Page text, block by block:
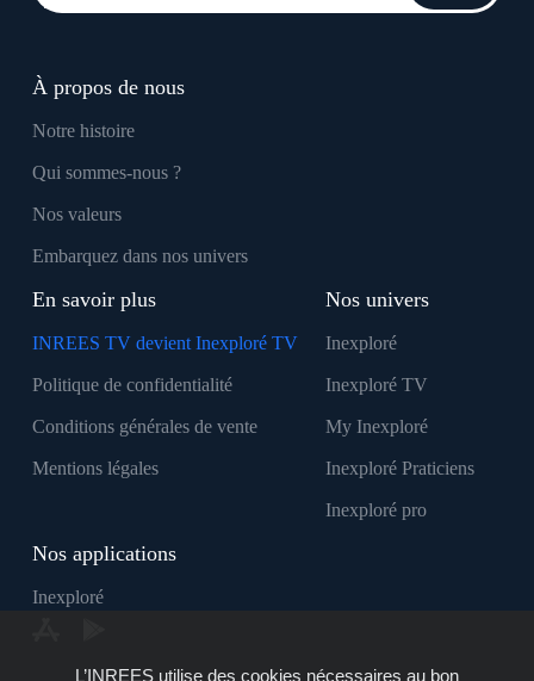
À propos de nous
Notre histoire
Qui sommes-nous ?
Nos valeurs
Embarquez dans nos univers
En savoir plus
INREES TV devient Inexploré TV
Politique de confidentialité
Conditions générales de vente
Mentions légales
Nos univers
Inexploré
Inexploré TV
My Inexploré
Inexploré Praticiens
Inexploré pro
Nos applications
Inexploré
L’INREES utilise des cookies nécessaires au bon